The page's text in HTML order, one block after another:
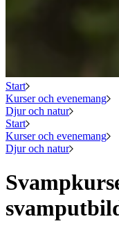
Start
Kurser och evenemang
Djur och natur
Start
Kurser och evenemang
Djur och natur